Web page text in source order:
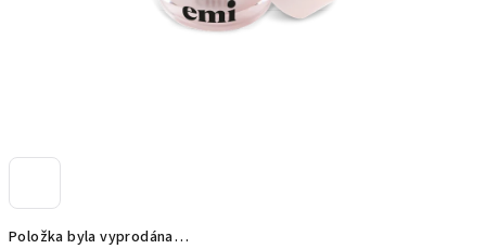
Položka byla vyprodána…